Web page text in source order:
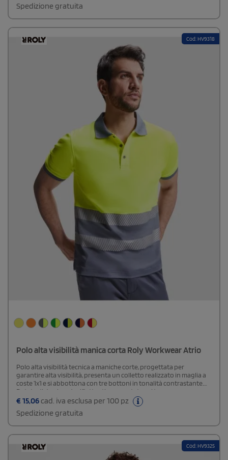
Spedizione gratuita
Cod: HV9318
Polo alta visibilità manica corta Roly Workwear Atrio
Polo alta visibilità tecnica a maniche corte, progettata per
garantire alta visibilità, presenta un colletto realizzato in maglia a
coste 1x1 e si abbottona con tre bottoni in tonalità contrastante.
Dotata di due bande riflettenti segmentate sul torso per
aumentare la sicurezza, è confezionata in un tessuto misto di
poliestere e cotone, scelto per offrire comfort e una buona
traspirazione. Include inoltre la possibilità di aggiungere una tasca,
rendendola una scelta versatile e pratica.
€ 15,06 cad. iva esclusa per 100 pz
Spedizione gratuita
Cod: HV9325